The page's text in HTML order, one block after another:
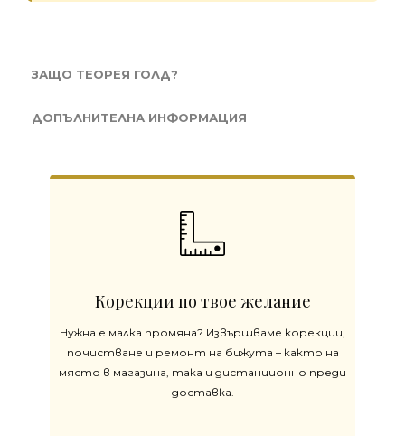
ЗАЩО ТЕОРЕЯ ГОЛД?
ДОПЪЛНИТЕЛНА ИНФОРМАЦИЯ
Корекции по твое желание
Нужна е малка промяна? Извършваме корекции,
почистване и ремонт на бижута – както на
място в магазина, така и дистанционно преди
доставка.